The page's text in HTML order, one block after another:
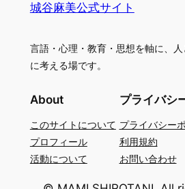
城谷麻美公式サイト
言語・心理・教育・思想を軸に、
に考える場です。
About
このサイトについて
プロフィール
活動について
プライバシ
プライバシー
利用規約
お問い合わせ